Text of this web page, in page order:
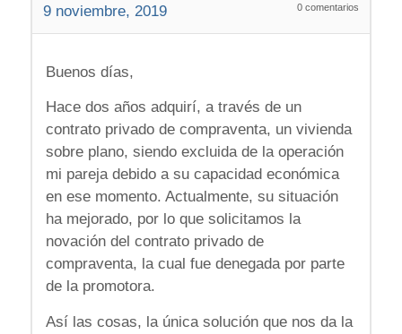
9 noviembre, 2019 0 comentarios
Buenos días,
Hace dos años adquirí, a través de un
contrato privado de compraventa, un vivienda
sobre plano, siendo excluida de la operación
mi pareja debido a su capacidad económica
en ese momento. Actualmente, su situación
ha mejorado, por lo que solicitamos la
novación del contrato privado de
compraventa, la cual fue denegada por parte
de la promotora.
Así las cosas, la única solución que nos da la